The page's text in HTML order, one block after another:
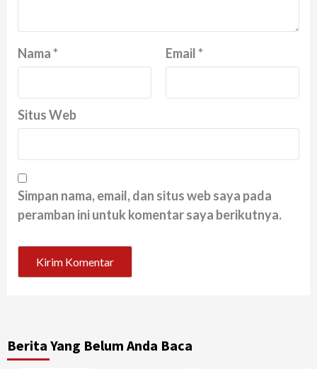
Nama* Email*
Situs Web
Simpan nama, email, dan situs web saya pada
peramban ini untuk komentar saya berikutnya.
Berita Yang Belum Anda Baca